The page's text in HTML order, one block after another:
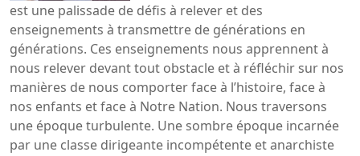
est une palissade de défis à relever et des
enseignements à transmettre de générations en
générations. Ces enseignements nous apprennent à
nous relever devant tout obstacle et à réfléchir sur nos
manières de nous comporter face à l’histoire, face à
nos enfants et face à Notre Nation. Nous traversons
une époque turbulente. Une sombre époque incarnée
par une classe dirigeante incompétente et anarchiste